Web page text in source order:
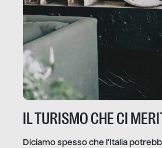
IL TURISMO CHE CI
Diciamo spesso che l’Italia